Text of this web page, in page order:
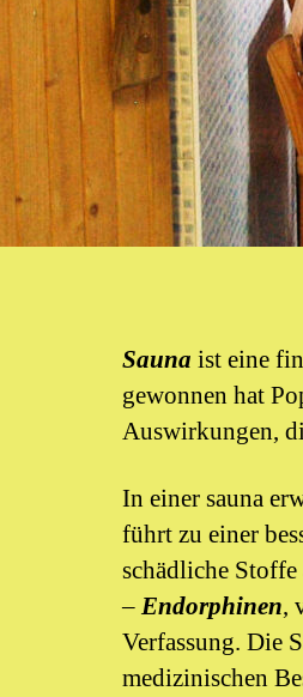
Sauna ist eine
gewonnen hat
Auswirkungen,
In einer sauna
führt zu einer
schädliche
–Endorphinen,
Verfassung. Die
medizinischen